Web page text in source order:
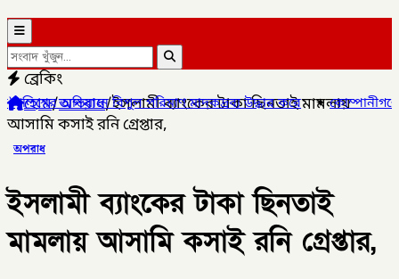
ব্রেকিং
পরিমাণ মাদকদ্রব্য উদ্ধার করে✦কোম্পানীগঞ্জে জুলাই গনঅভ্যুত্থান
হোম/অপরাধ/ইসলামী ব্যাংকের টাকা ছিনতাই মামলায়
আসামি কসাই রনি গ্রেপ্তার,
অপরাধ
ইসলামী ব্যাংকের টাকা ছিনতাই
মামলায় আসামি কসাই রনি গ্রেপ্তার,